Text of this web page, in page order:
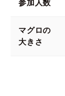
参加人数
マグロの
大きさ